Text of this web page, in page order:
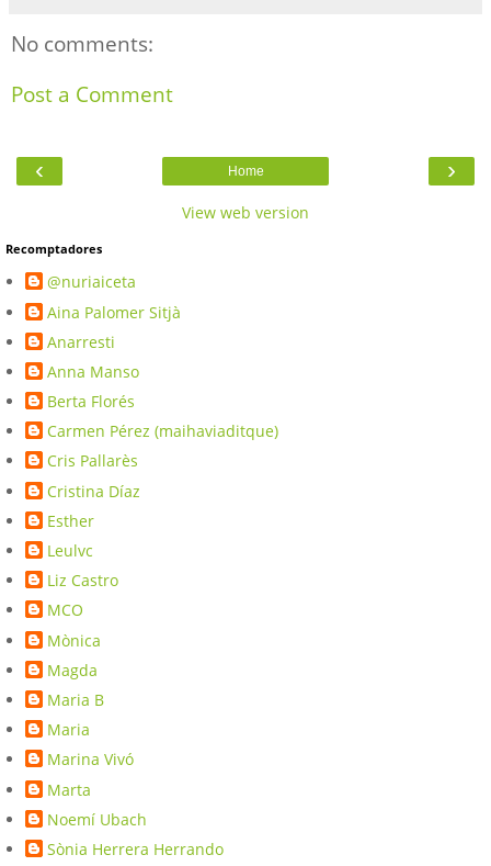
No comments:
Post a Comment
‹ ›
Home
View web version
Recomptadores
@nuriaiceta
Aina Palomer Sitjà
Anarresti
Anna Manso
Berta Florés
Carmen Pérez (maihaviaditque)
Cris Pallarès
Cristina Díaz
Esther
Leulvc
Liz Castro
MCO
Mònica
Magda
Maria B
Maria
Marina Vivó
Marta
Noemí Ubach
Sònia Herrera Herrando